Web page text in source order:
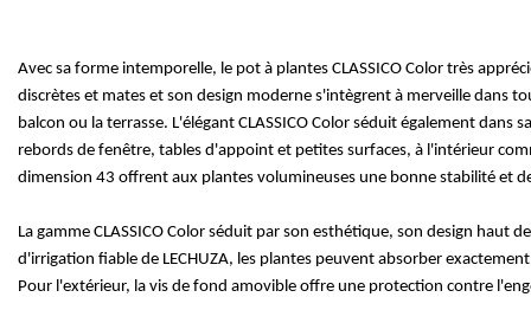
Avec sa forme intemporelle, le pot à plantes CLASSICO Color très
discrètes et mates et son design moderne s'intègrent à merveille dans
balcon ou la terrasse. L'élégant CLASSICO Color séduit également
rebords de fenêtre, tables d'appoint et petites surfaces, à l'intérieur
dimension 43 offrent aux plantes volumineuses une bonne stabilité et
La gamme CLASSICO Color séduit par son esthétique, son design haut
d'irrigation fiable de LECHUZA, les plantes peuvent absorber
Pour l'extérieur, la vis de fond amovible offre une protection contre